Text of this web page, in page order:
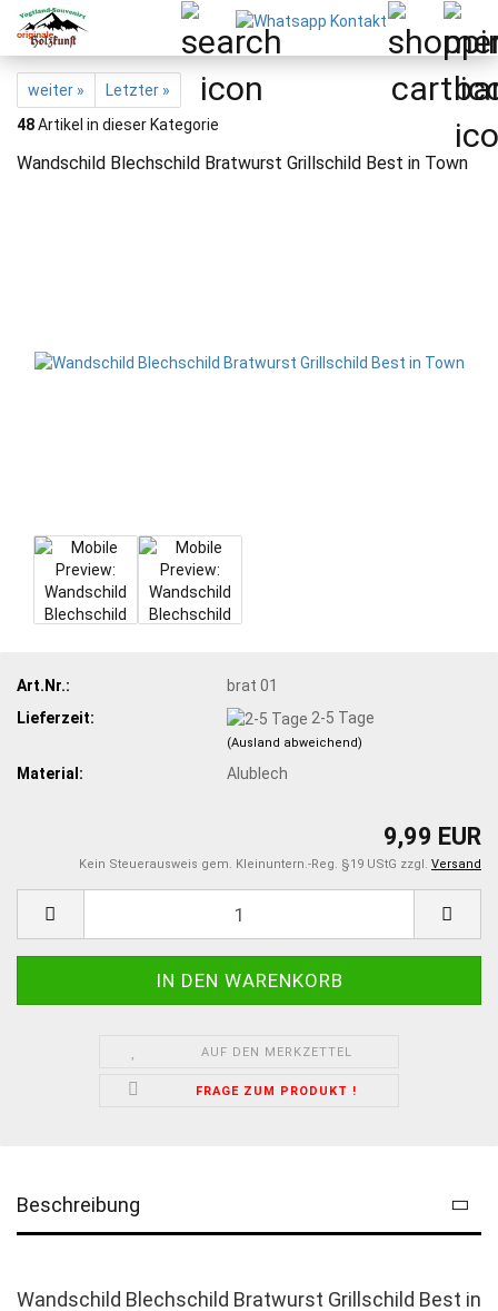
weiter »
Letzter »
48Artikel in dieser Kategorie
Wandschild Blechschild Bratwurst Grillschild Best in Town
Art.Nr.:
brat 01
Lieferzeit:
2-5 Tage
(Ausland abweichend)
Material: Alublech
9,99 EUR
Kein Steuerausweis gem. Kleinuntern.-Reg. §19 UStG zzgl. Versand
AUF DEN MERKZETTEL
FRAGE ZUM PRODUKT !
Beschreibung
Wandschild Blechschild Bratwurst Grillschild Best in